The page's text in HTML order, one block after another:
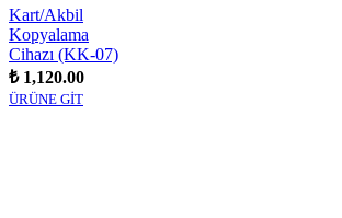
Kart/Akbil
Kopyalama
Cihazı (KK-07)
₺ 1,120.00
ÜRÜNE GİT